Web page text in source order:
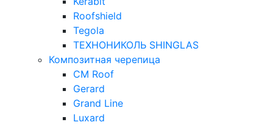
Roofshield
Tegola
ТЕХНОНИКОЛЬ SHINGLAS
Композитная черепица
CM Roof
Gerard
Grand Line
Luxard